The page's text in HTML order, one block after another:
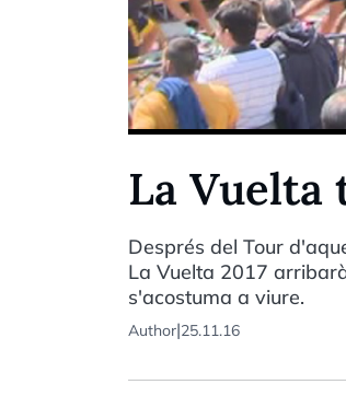
La Vuelta
Després del Tour
La Vuelta 2017
s'acostuma a viure.
Author|25.11.16